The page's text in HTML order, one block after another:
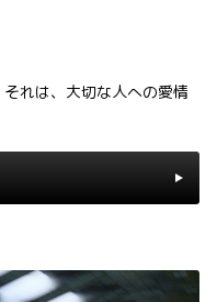
れは、大切な人への愛情